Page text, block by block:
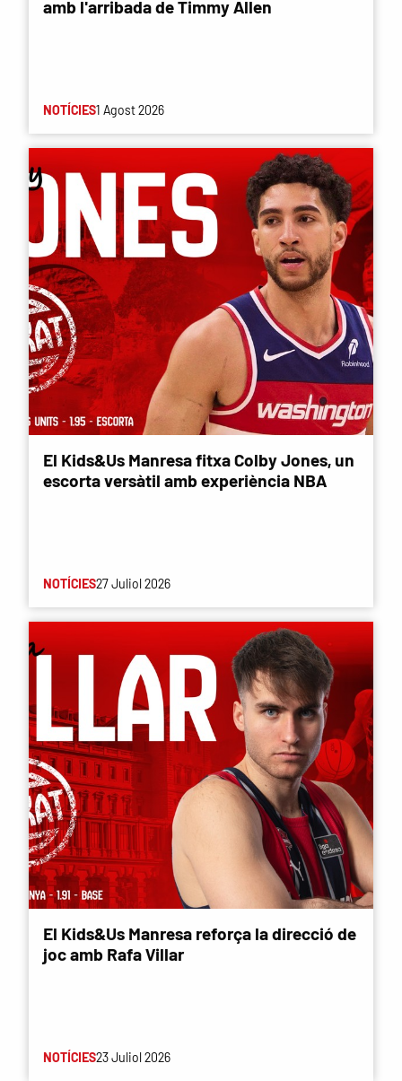
amb l'arribada de Timmy Allen
NOTÍCIES1 Agost 2026
El Kids&Us Manresa fitxa Colby Jones, un
escorta versàtil amb experiència NBA
NOTÍCIES27 Juliol 2026
El Kids&Us Manresa reforça la direcció de
joc amb Rafa Villar
NOTÍCIES23 Juliol 2026